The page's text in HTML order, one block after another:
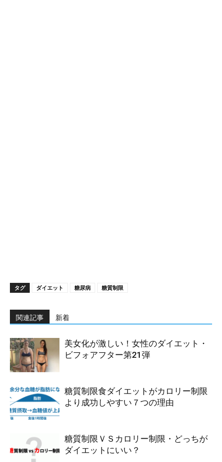
タグ ダイエット 糖尿病 糖質制限
関連記事 新着
美女化が激しい！女性のダイエット・
ビフォアフター第21弾
糖質制限食ダイエットがカロリー制限
より成功しやすい７つの理由
糖質制限ＶＳカロリー制限・どっちが
ダイエットにいい？